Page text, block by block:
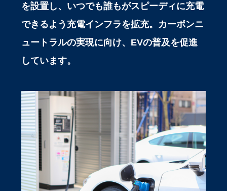
を設置し、いつでも誰もがスピーディに充電
できるよう充電インフラを拡充。カーボンニ
ュートラルの実現に向け、EVの普及を促進
しています。